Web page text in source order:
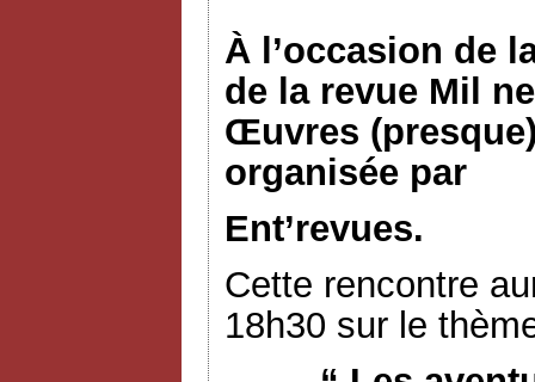
À l’occasion de
de la revue Mil
Œuvres
organisée par
Ent’revues.
Cette rencontre
18h30 sur le